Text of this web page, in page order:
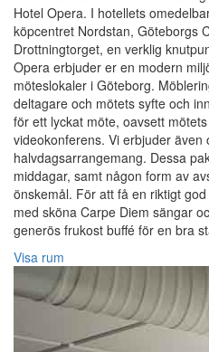
Hotel Opera. I hotellets
köpcentret Nordstan, Göteborgs
Drottningtorget, en verklig
Opera erbjuder er en modern
möteslokaler i Göteborg.
deltagare och mötets syfte och
för ett lyckat möte, oavsett
videokonferens. Vi erbjuder även
halvdagsarrangemang. Dessa
middagar, samt någon form av
önskemål. För att få en riktigt
med sköna Carpe Diem sängar
generös frukost buffé för en bra
Visa rum